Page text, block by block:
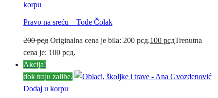
korpu
Pravo na sreću – Tode Čolak
200рсд Originalna cena je bila: 200 рсд.100 рсдTrenutna
cena je: 100 рсд.
Akcija!
dok traju zalihe.
Dodaj u korpu